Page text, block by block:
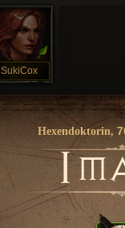
SukiCox
Hexendoktorin,
I